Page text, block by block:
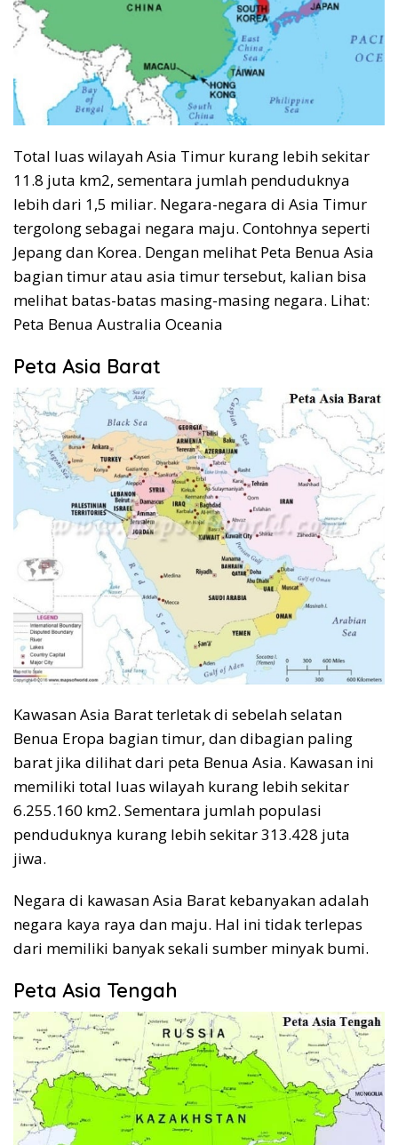
Total luas wilayah Asia Timur kurang lebih sekitar
11.8 juta km2, sementara jumlah penduduknya
lebih dari 1,5 miliar. Negara-negara di Asia Timur
tergolong sebagai negara maju. Contohnya seperti
Jepang dan Korea. Dengan melihat Peta Benua Asia
bagian timur atau asia timur tersebut, kalian bisa
melihat batas-batas masing-masing negara. Lihat:
Peta Benua Australia Oceania
Peta Asia Barat
Kawasan Asia Barat terletak di sebelah selatan
Benua Eropa bagian timur, dan dibagian paling
barat jika dilihat dari peta Benua Asia. Kawasan ini
memiliki total luas wilayah kurang lebih sekitar
6.255.160 km2. Sementara jumlah populasi
penduduknya kurang lebih sekitar 313.428 juta
jiwa.
Negara di kawasan Asia Barat kebanyakan adalah
negara kaya raya dan maju. Hal ini tidak terlepas
dari memiliki banyak sekali sumber minyak bumi.
Peta Asia Tengah